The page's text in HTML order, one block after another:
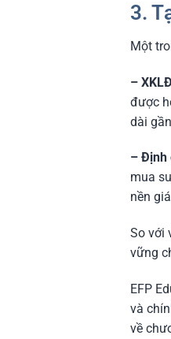
3.
Một
–
được
dài
– Định
mua
nền
So với
vững
EFP
và
về